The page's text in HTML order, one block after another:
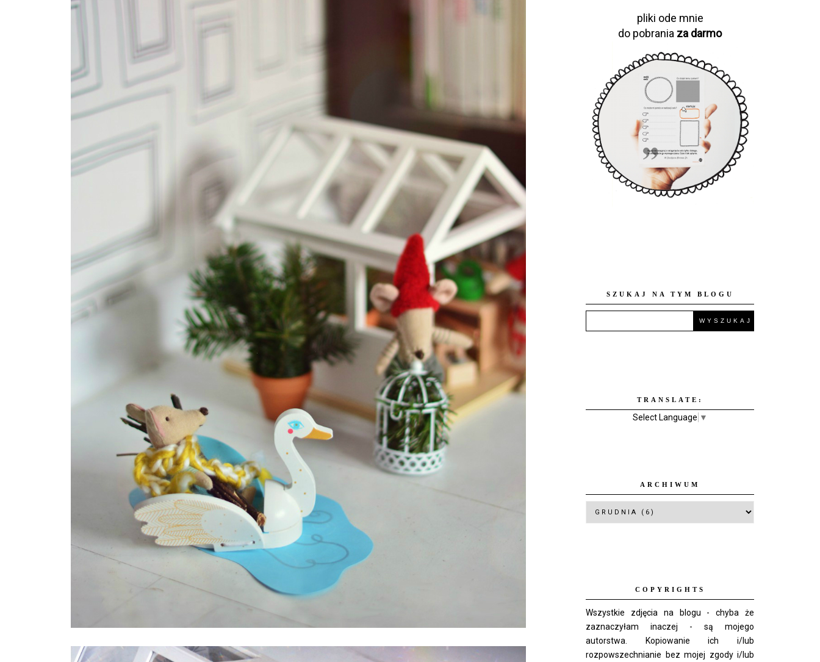
pliki ode mnie
do pobrania za darmo
SZUKAJ NA TYM BLOGU
TRANSLATE:
Select Language ▼
ARCHIWUM
COPYRIGHTS
Wszystkie zdjęcia na blogu - chyba że
zaznaczyłam inaczej - są mojego
autorstwa. Kopiowanie ich i/lub
rozpowszechnianie bez mojej zgody i/lub